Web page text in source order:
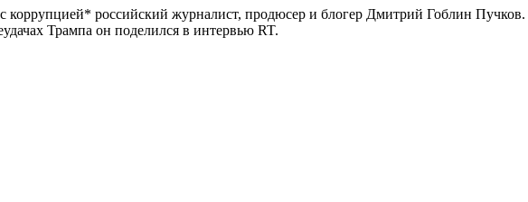
коррупцией* российский журналист, продюсер и блогер Дмитрий Гоблин
Трампа он поделился в интервью RT.